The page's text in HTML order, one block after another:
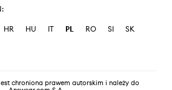
HR HU IT PL RO SI
SK
chroniona prawem autorskim i należy do